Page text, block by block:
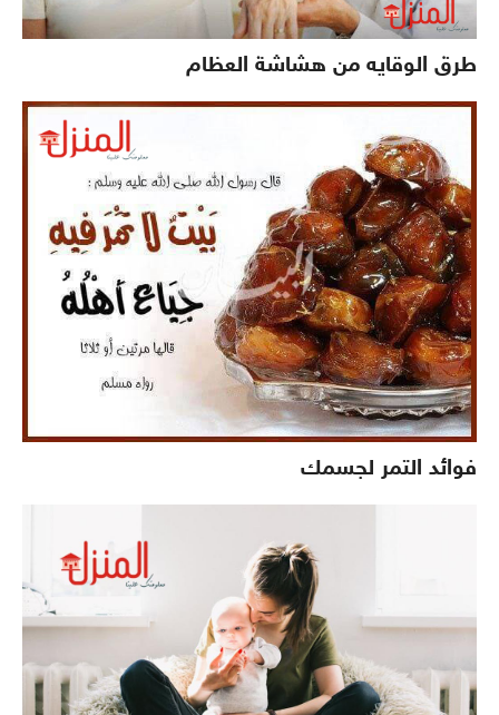
طرق الوقايه من هشاشة العظام
فوائد التمر لجسمك